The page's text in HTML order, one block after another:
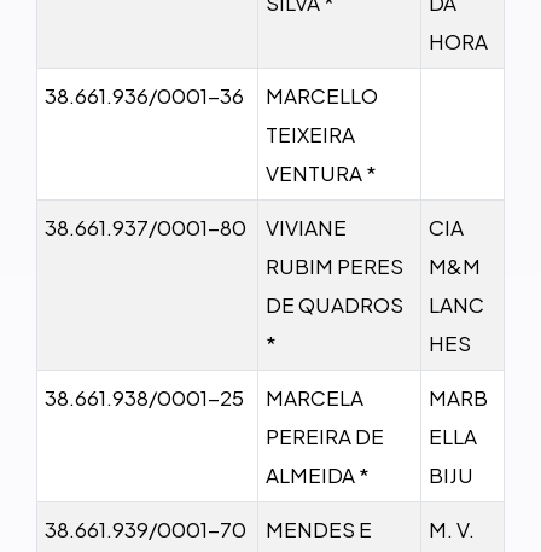
HORA
38.661.936/0001-36
MARCELLO
TEIXEIRA
VENTURA *
38.661.937/0001-80
VIVIANE
RUBIM PERES
DE QUADROS
*
CIA
M&M
LANC
HES
38.661.938/0001-25
MARCELA
PEREIRA DE
ALMEIDA *
MARB
ELLA
BIJU
38.661.939/0001-70
MENDES E
M. V.